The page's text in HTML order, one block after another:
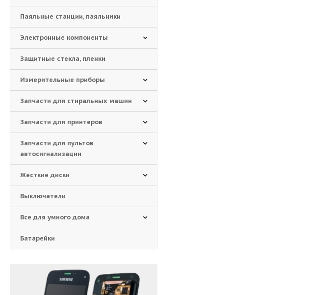
Паяльные станции, паяльники
Электронные компоненты
Защитные стекла, пленки
Измерительные приборы
Запчасти для стиральных машин
Запчасти для принтеров
Запчасти для пультов
автосигнализации
Жесткие диски
Выключатели
Все для умного дома
Батарейки